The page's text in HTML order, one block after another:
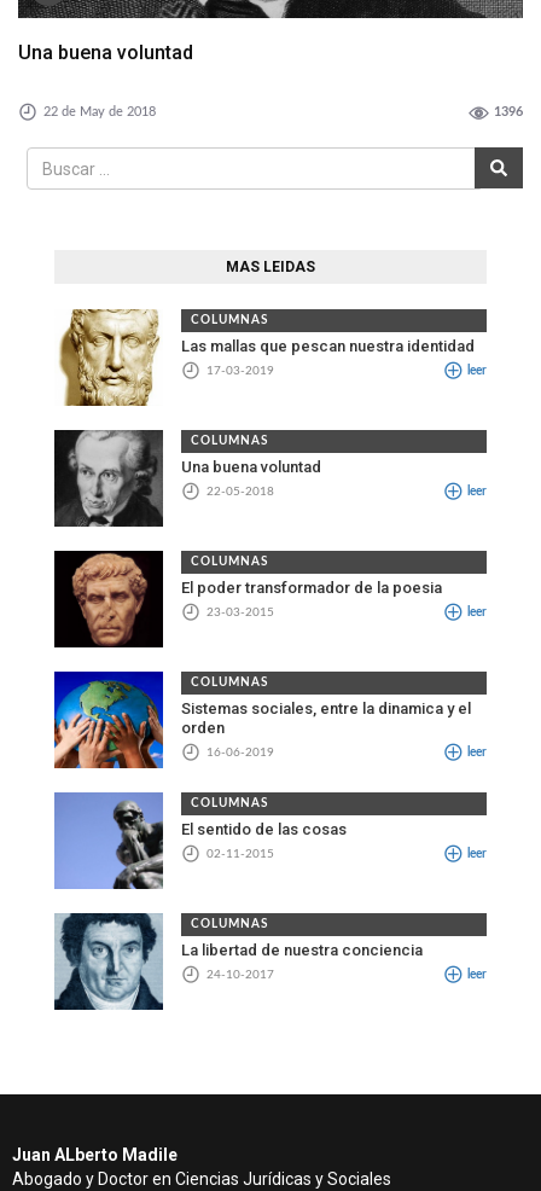
Una buena voluntad
22 de May de 2018 1396
MAS LEIDAS
COLUMNAS
Las mallas que pescan nuestra identidad
17-03-2019 leer
COLUMNAS
Una buena voluntad
22-05-2018 leer
COLUMNAS
El poder transformador de la poesia
23-03-2015 leer
COLUMNAS
Sistemas sociales, entre la dinamica y el
orden
16-06-2019 leer
COLUMNAS
El sentido de las cosas
02-11-2015 leer
COLUMNAS
La libertad de nuestra conciencia
24-10-2017 leer
Juan ALberto Madile
Abogado y Doctor en Ciencias Jurídicas y Sociales